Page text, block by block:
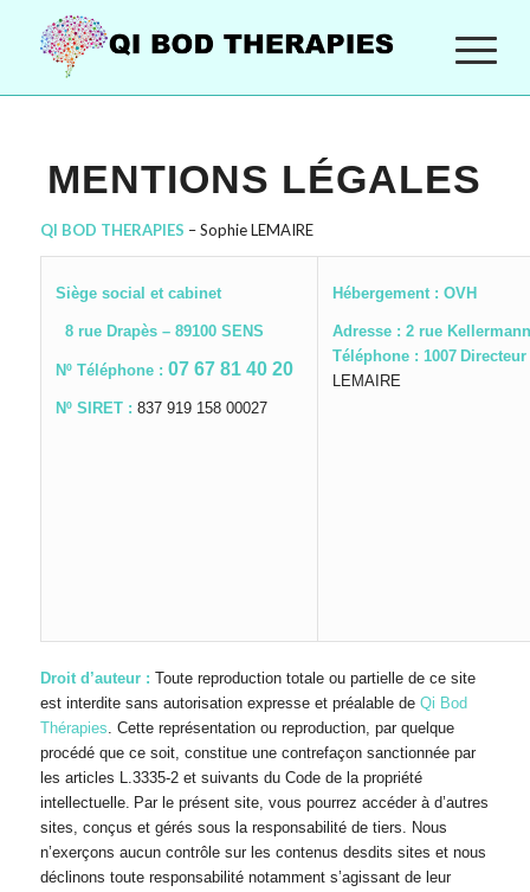
MENTIONS LÉGALES
QI BOD THERAPIES – Sophie LEMAIRE
Siège social et cabinet
8 rue Drapès – 89100 SENS
Nº Téléphone : 07 67 81 40 20
Nº SIRET : 837 919 158 00027
Hébergement : OVH
Adresse : 2 rue
Téléphone : 1007
LEMAIRE
Droit d’auteur : Toute reproduction totale ou partielle de ce site
est interdite sans autorisation expresse et préalable de Qi Bod
Thérapies. Cette représentation ou reproduction, par quelque
procédé que ce soit, constitue une contrefaçon sanctionnée par
les articles L.3335-2 et suivants du Code de la propriété
intellectuelle. Par le présent site, vous pourrez accéder à d’autres
sites, conçus et gérés sous la responsabilité de tiers. Nous
n’exerçons aucun contrôle sur les contenus desdits sites et nous
déclinons toute responsabilité notamment s’agissant de leur